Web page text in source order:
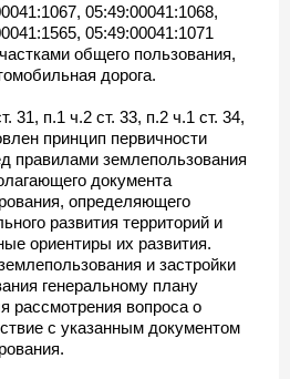
05:49:00041:1068,
05:49:00041:1071
общего пользования,
дорога.
31, п.1 ч.2 ст. 33, п.2 ч.1 ст. 34,
принцип первичности
правилами землепользования
документа
определяющего
развития территорий и
ориентиры их развития.
и застройки
генеральному плану
рассмотрения вопроса о
с указанным документом